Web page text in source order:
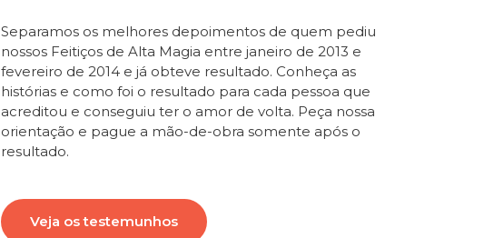
Separamos os melhores depoimentos de quem pediu
nossos Feitiços de Alta Magia entre janeiro de 2013 e
fevereiro de 2014 e já obteve resultado. Conheça as
histórias e como foi o resultado para cada pessoa que
acreditou e conseguiu ter o amor de volta. Peça nossa
orientação e pague a mão-de-obra somente após o
resultado.
Veja os testemunhos